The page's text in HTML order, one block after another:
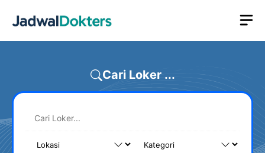
Cari Loker ...